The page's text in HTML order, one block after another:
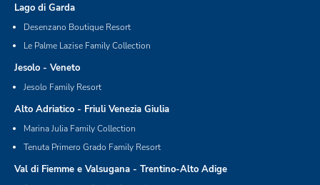
Lago di Garda
Desenzano Boutique Resort
Le Palme Lazise Family Collection
Jesolo - Veneto
Jesolo Family Resort
Alto Adriatico - Friuli Venezia Giulia
Marina Julia Family Collection
Tenuta Primero Grado Family Resort
Val di Fiemme e Valsugana - Trentino-Alto Adige